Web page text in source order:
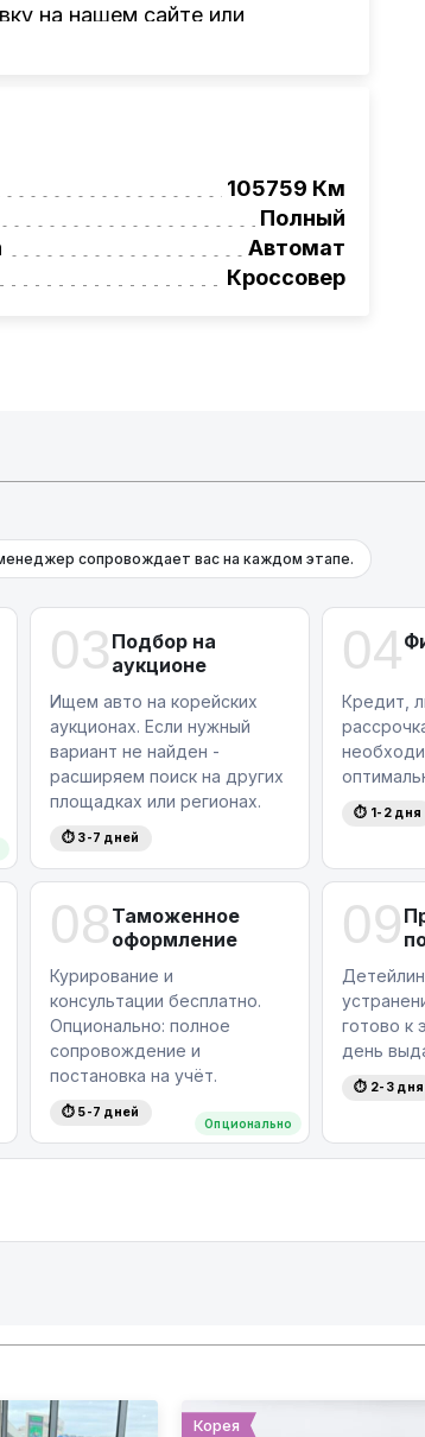
на нашем сайте или
авто согласно заявке,
на НОВЫЕ автомобили.
(29) 689-20-20
105759 Км
Полный
Автомат
Кроссовер
сопровождает вас на каждом этапе.
03 Подбор на
аукционе
Ищем авто на корейских
аукционах. Если нужный
вариант не найден -
расширяем поиск на других
площадках или регионах.
⏱ 3-7 дней
04
Кредит,
⏱ 1-2 дня
08 Таможенное
оформление
Опционально
Курирование и
консультации бесплатно.
Опционально: полное
сопровождение и
постановка на учёт.
⏱ 5-7 дней
09
готово к
день
⏱ 2-3 дня
Корея